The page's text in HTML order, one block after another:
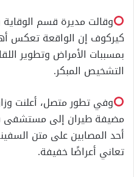
وقالت مديرة قسم الوقاية
كيركوف إن الواقعة تعكس
بمسببات الأمراض وتطوير
التشخيص المبكر.
وفي تطور متصل، أعلنت
مضيفة طيران إلى مستشفى
أحد المصابين على متن
تعاني أعراضًا خفيفة.